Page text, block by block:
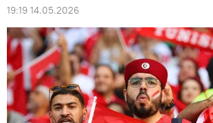
19:19 14.05.2026